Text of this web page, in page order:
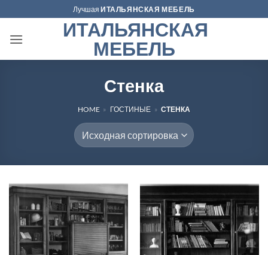
to
content
ЛучшаяИТАЛЬЯНСКАЯ МЕБЕЛЬ
ИТАЛЬЯНСКАЯ
МЕБЕЛЬ
Стенка
HOME » ГОСТИНЫЕ » СТЕНКА